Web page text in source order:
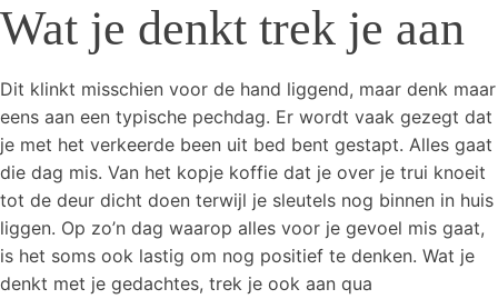
Wat je denkt trek je aan
Dit klinkt misschien voor de hand liggend, maar denk maar
eens aan een typische pechdag. Er wordt vaak gezegt dat
je met het verkeerde been uit bed bent gestapt. Alles gaat
die dag mis. Van het kopje koffie dat je over je trui knoeit
tot de deur dicht doen terwijl je sleutels nog binnen in huis
liggen. Op zo’n dag waarop alles voor je gevoel mis gaat,
is het soms ook lastig om nog positief te denken. Wat je
denkt met je gedachtes, trek je ook aan qua